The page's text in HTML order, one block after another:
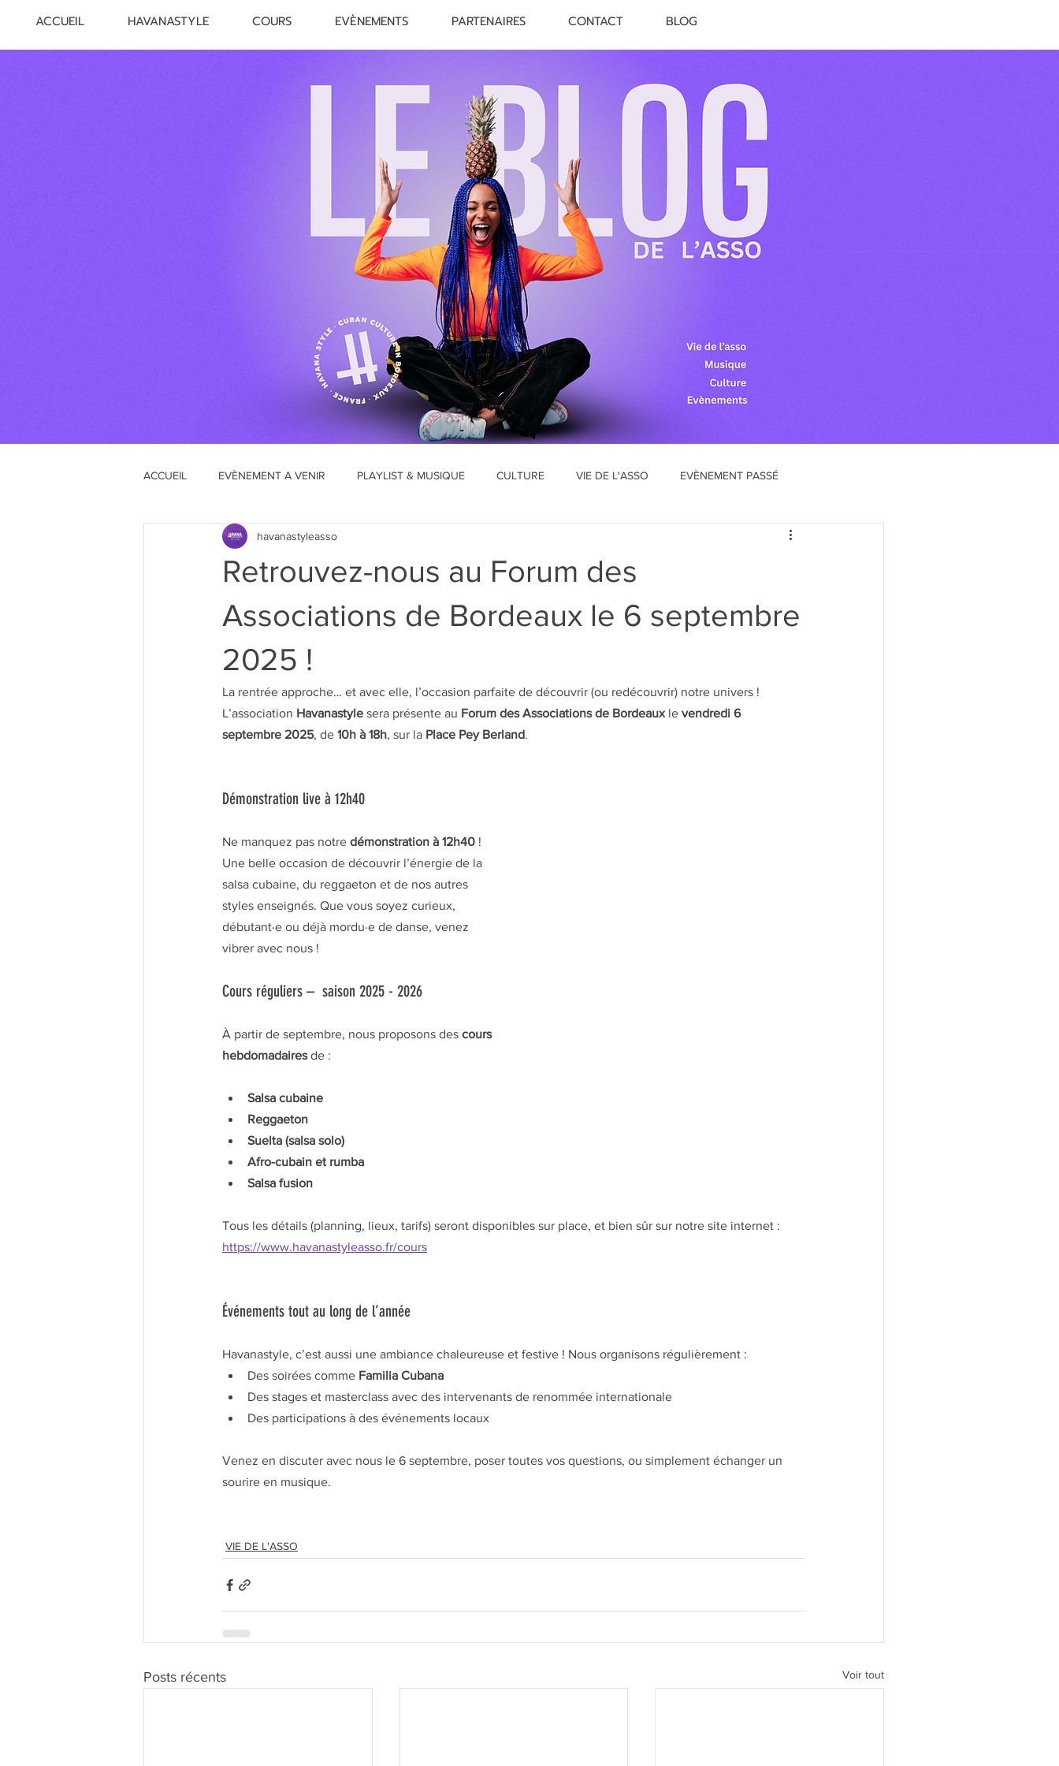
ACCUEIL HAVANASTYLE COURS EVÈNEMENTS PARTENAIRES CONTACT BLOG
ACCUEIL EVÈNEMENT A VENIR PLAYLIST & MUSIQUE CULTURE VIE DE L'ASSO EVÈNEMENT PASSÉ
Retrouvez-nous au Forum des
Associations de Bordeaux le 6 septembre
2025 !
havanastyleasso
La rentrée approche… et avec elle, l’occasion parfaite de découvrir (ou redécouvrir) notre univers !
L’association Havanastyle sera présente au Forum des Associations de Bordeaux le vendredi 6
septembre 2025, de 10h à 18h, sur la Place Pey Berland.
Démonstration live à 12h40
Ne manquez pas notre démonstration à 12h40 !
Une belle occasion de découvrir l’énergie de la
salsa cubaine, du reggaeton et de nos autres
styles enseignés. Que vous soyez curieux,
débutant·e ou déjà mordu·e de danse, venez
vibrer avec nous !
Cours réguliers –  saison 2025 - 2026
À partir de septembre, nous proposons des cours
hebdomadaires de :
Salsa cubaine
Reggaeton
Suelta (salsa solo)
Afro-cubain et rumba
Salsa fusion
Tous les détails (planning, lieux, tarifs) seront disponibles sur place, et bien sûr sur notre site internet :
https://www.havanastyleasso.fr/cours
Événements tout au long de l’année
Havanastyle, c’est aussi une ambiance chaleureuse et festive ! Nous organisons régulièrement :
Des soirées comme Familia Cubana
Des stages et masterclass avec des intervenants de renommée internationale
Des participations à des événements locaux
Venez en discuter avec nous le 6 septembre, poser toutes vos questions, ou simplement échanger un
sourire en musique.
VIE DE L'ASSO
Posts récents Voir tout